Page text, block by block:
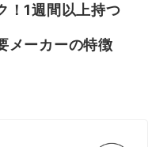
！1週間以上持つ
メーカーの特徴